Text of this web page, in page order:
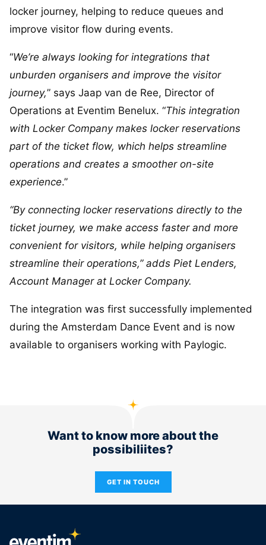
locker journey, helping to reduce queues and
improve visitor flow during events.
“We’re always looking for integrations that
unburden organisers and improve the visitor
journey,” says Jaap van de Ree, Director of
Operations at Eventim Benelux. “This integration
with Locker Company makes locker reservations
part of the ticket flow, which helps streamline
operations and creates a smoother on-site
experience.”
“By connecting locker reservations directly to the
ticket journey, we make access faster and more
convenient for visitors, while helping organisers
streamline their operations,” adds Piet Lenders,
Account Manager at Locker Company.
The integration was first successfully implemented
during the Amsterdam Dance Event and is now
available to organisers working with Paylogic.
Want to know more about the
possibiliites?
GET IN TOUCH